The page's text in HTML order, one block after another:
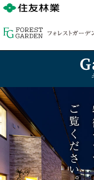
明石市の未来 2
ロケーション
NEW！ モデルハウス
ギャラリー